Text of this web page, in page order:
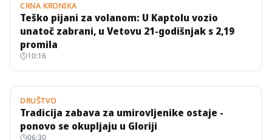
CRNA KRONIKA
Teško pijani za volanom: U Kaptolu vozio
unatoč zabrani, u Vetovu 21-godišnjak s 2,19
promila
10:16
DRUŠTVO
Tradicija zabava za umirovljenike ostaje -
ponovo se okupljaju u Gloriji
06:30